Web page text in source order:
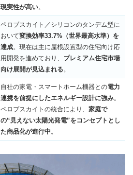
現実性が高い。
ペロブスカイト／シリコンのタンデム型に
おいて変換効率33.7%（世界最高水準）を
達成。現在は主に屋根設置型の住宅向け応
用開発を進めており、 プレミアム住宅市場
向け展開が見込まれる 。
自社の家電・スマートホーム機器との電力
連携を前提にしたエネルギー設計に強み。
ペロブスカイトの統合により、家庭で
の“見えない太陽光発電”をコンセプトとし
た商品化が進行中 。